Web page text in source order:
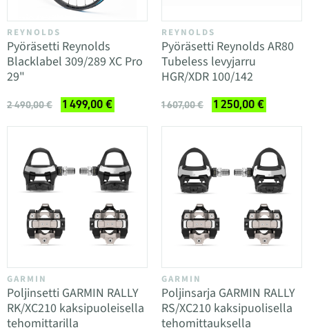
REYNOLDS
Pyöräsetti Reynolds
Blacklabel 309/289 XC Pro
29"
2 490,00 € 1 499,00 €
REYNOLDS
Pyöräsetti Reynolds AR80
Tubeless levyjarru
HGR/XDR 100/142
1 607,00 € 1 250,00 €
GARMIN
Poljinsetti GARMIN RALLY
RK/XC210 kaksipuoleisella
tehomittarilla
GARMIN
Poljinsarja GARMIN RALLY
RS/XC210 kaksipuolisella
tehomittauksella